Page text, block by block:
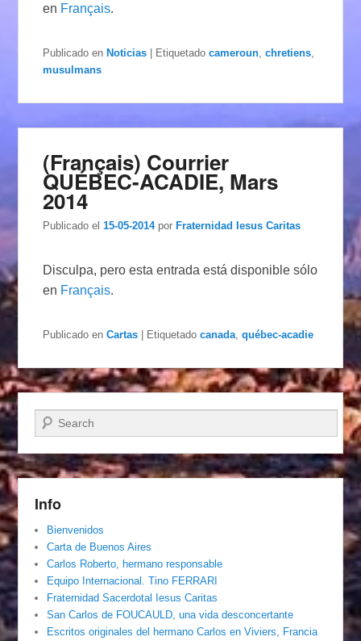
en Français.
Publicado en Noticias Etiquetado cameroun ,chretiens
musulmans
(Français) Courrier
QUÉBEC-ACADIE, Mars
2014
Publicado el 15-05-2014 porFraternidad Iesus Caritas
Disculpa, pero esta entrada está disponible sólo
en Français.
Publicado en Cartas | Etiquetado canada ,québec-acadie
Buscar
Info
Bienvenidos
Carta de Buenos Aires
Carlos Roberto, hermano responsable
Equipo Internacional. Tino FERRARI
Fraternidad Sacerdotal Iesus Caritas
San Carlos de FOUCAULD, una vida desconcertante
Escritos originales del hermano Carlos en Viviers, Francia